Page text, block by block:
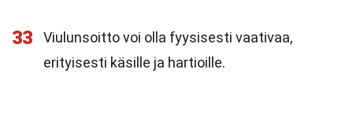
33
Viulunsoitto voi olla fyysisesti vaativaa,
erityisesti käsille ja hartioille.